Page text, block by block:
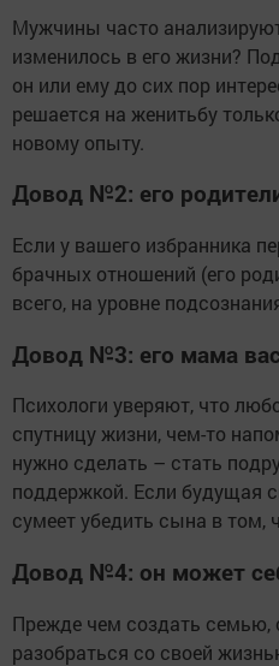
Мужчины часто
изменилось в его жизни?
он или ему до сих пор
решается на женитьбу
новому опыту.
Довод №2: его
Если у вашего избранника
брачных отношений (его
всего, на уровне
Довод №3: его мама
Психологи уверяют, что
спутницу жизни, чем-то
нужно сделать – стать
поддержкой. Если будущая
сумеет убедить сына в том,
Довод №4: он может
Прежде чем создать
разобраться со своей